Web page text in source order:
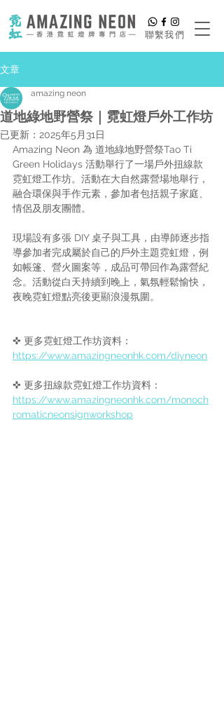
​聯繫我們
文章
道地綠地野營祭｜霓虹燈戶外工作坊
amazing neon
已更新： 2025年5月31日
Amazing Neon 為 道地綠地野營祭Tao Ti
Green Holidays 活動舉行了一場戶外扭線款
霓虹燈工作坊。活動在大自然露營場地舉行，
融合環保與手作元素，參加者包括親子家庭、
情侶及朋友團體。
現場設有多張 DIY 桌子與工具，由導師逐步指
導參加者完成屬於自己的戶外主題霓虹燈，例
如帳篷、營火圖案等，成品可帶回作為露營紀
念。活動從白天持續到晚上，氣氛輕鬆愉快，
夜晚霓虹燈點亮後更顯浪漫氛圍。
✜ 更多霓虹燈工作坊資料：
https://www.amazingneonhk.com/diyneon
✜ 更多扭線款霓虹燈工作坊資料：
https://www.amazingneonhk.com/monoch
romaticneonsignworkshop